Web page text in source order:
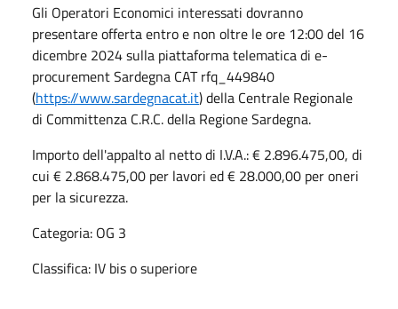
Gli Operatori Economici interessati dovranno
presentare offerta entro e non oltre le ore 12:00 del 16
dicembre 2024 sulla piattaforma telematica di e-
procurement Sardegna CAT rfq_449840
(https://www.sardegnacat.it) della Centrale Regionale
di Committenza C.R.C. della Regione Sardegna.
Importo dell'appalto al netto di I.V.A.: € 2.896.475,00, di
cui € 2.868.475,00 per lavori ed € 28.000,00 per oneri
per la sicurezza.
Categoria: OG 3
Classifica: IV bis o superiore